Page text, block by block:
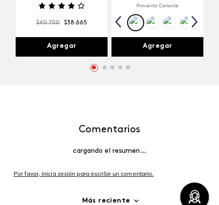
$40.700 $38.665
Agregar
Pimienta Caliente
Agregar
Comentarios
cargando el resumen…
Por favor, inicia sesión para escribir un comentario.
Más reciente